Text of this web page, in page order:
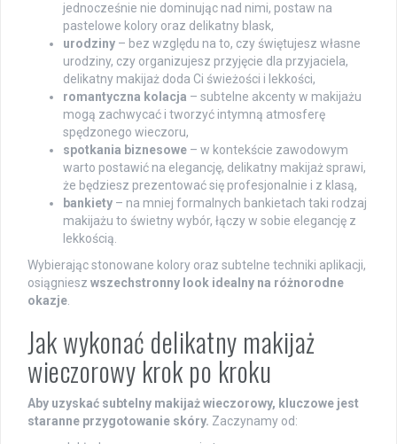
jednocześnie nie dominując nad nimi, postaw na
pastelowe kolory oraz delikatny blask,
urodziny – bez względu na to, czy świętujesz własne
urodziny, czy organizujesz przyjęcie dla przyjaciela,
delikatny makijaż doda Ci świeżości i lekkości,
romantyczna kolacja – subtelne akcenty w makijażu
mogą zachwycać i tworzyć intymną atmosferę
spędzonego wieczoru,
spotkania biznesowe – w kontekście zawodowym
warto postawić na elegancję, delikatny makijaż sprawi,
że będziesz prezentować się profesjonalnie i z klasą,
bankiety – na mniej formalnych bankietach taki rodzaj
makijażu to świetny wybór, łączy w sobie elegancję z
lekkością.
Wybierając stonowane kolory oraz subtelne techniki aplikacji,
osiągniesz wszechstronny look idealny na różnorodne
okazje
Jak wykonać delikatny makijaż
wieczorowy krok po kroku
Aby uzyskać subtelny makijaż wieczorowy, kluczowe jest
staranne przygotowanie skóry. Zaczynamy od: